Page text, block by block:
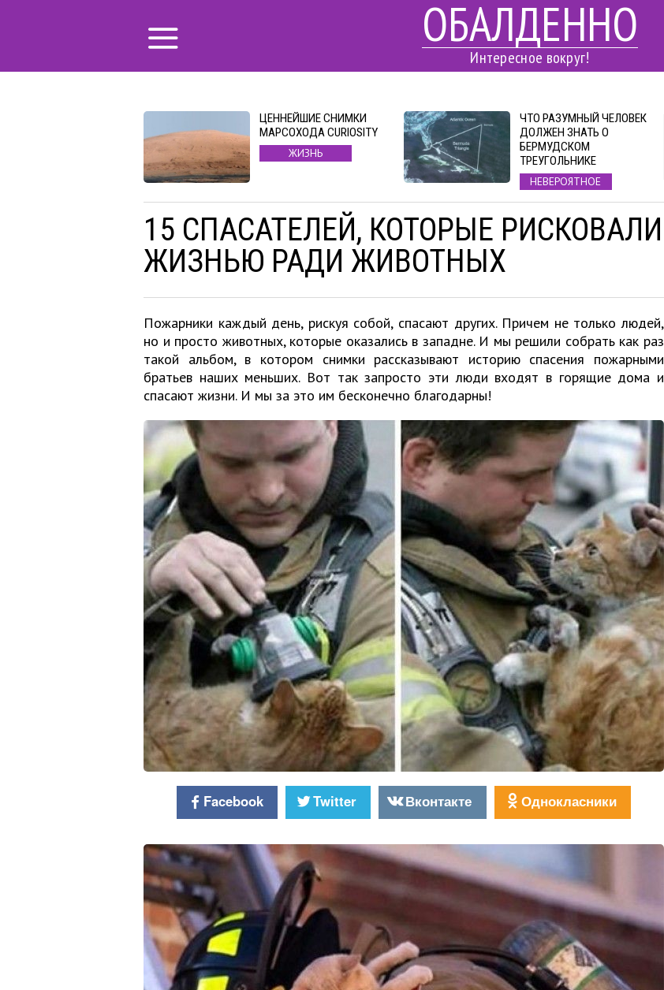
ОБАЛДЕННО
Интересное вокруг!
ЦЕННЕЙШИЕ СНИМКИ
МАРСОХОДА CURIOSITY
ЖИЗНЬ
ЧТО РАЗУМНЫЙ ЧЕЛОВЕК
ДОЛЖЕН ЗНАТЬ О
БЕРМУДСКОМ
ТРЕУГОЛЬНИКЕ
НЕВЕРОЯТНОЕ
15 СПАСАТЕЛЕЙ, КОТОРЫЕ РИСКОВАЛИ
ЖИЗНЬЮ РАДИ ЖИВОТНЫХ
Пожарники каждый день, рискуя собой, спасают других. Причем не только людей,
но и просто животных, которые оказались в западне. И мы решили собрать как раз
такой альбом, в котором снимки рассказывают историю спасения пожарными
братьев наших меньших. Вот так запросто эти люди входят в горящие дома и
спасают жизни. И мы за это им бесконечно благодарны!
Facebook Twitter Вконтакте Однокласники